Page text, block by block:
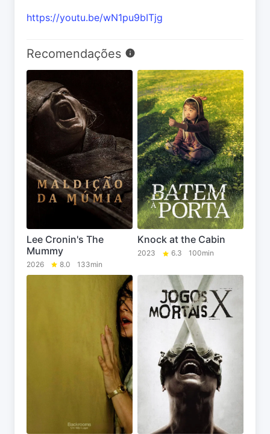
https://youtu.be/wN1pu9bITjg
Recomendações
Lee Cronin's The
Mummy
2026 8.0 133min
Knock at the Cabin
2023 6.3 100min